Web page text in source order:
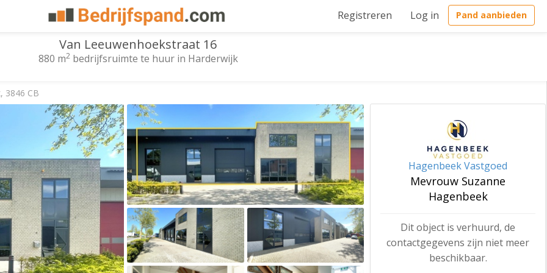
Registreren Log in Pand aanbieden
3846 CB
Van Leeuwenhoekstraat 16
880 m2bedrijfsruimte te huur in Harderwijk
Hagenbeek Vastgoed
Mevrouw Suzanne
Hagenbeek
Dit object is verhuurd, de
contactgegevens zijn niet meer
beschikbaar.